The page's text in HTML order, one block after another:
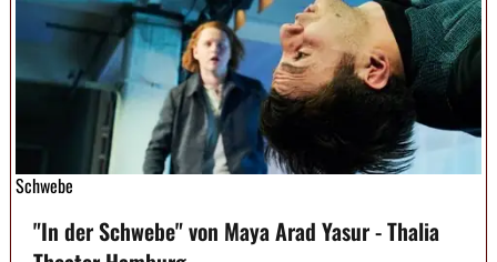
Schwebe
"In der Schwebe" von Maya Arad Yasur - Thalia